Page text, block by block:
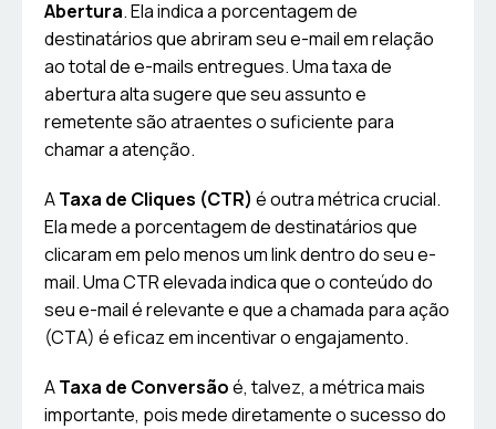
Abertura. Ela indica a porcentagem de
destinatários que abriram seu e-mail em relação
ao total de e-mails entregues. Uma taxa de
abertura alta sugere que seu assunto e
remetente são atraentes o suficiente para
chamar a atenção.
ATaxa de Cliques (CTR) é outra métrica crucial.
Ela mede a porcentagem de destinatários que
clicaram em pelo menos um link dentro do seu e-
mail. Uma CTR elevada indica que o conteúdo do
seu e-mail é relevante e que a chamada para ação
(CTA) é eficaz em incentivar o engajamento.
ATaxa de Conversãoé, talvez, a métrica mais
importante, pois mede diretamente o sucesso do